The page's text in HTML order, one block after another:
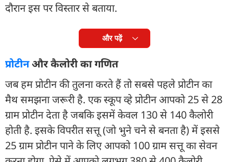
दौरान इस पर विस्तार से बताया.
और पढ़ें
प्रोटीनऔर कैलोरी का गणित
जब हम प्रोटीन की तुलना करते हैं तो सबसे पहले प्रोटीन का
मैथ समझना जरूरी है. एक स्कूप व्हे प्रोटीन आपको 25 से 28
ग्राम प्रोटीन देता है जबकि इसमें केवल 130 से 140 कैलोरी
होती है. इसके विपरीत सत्तू (जो भुने चने से बनता है) में इससे
25 ग्राम प्रोटीन पाने के लिए आपको 100 ग्राम सत्तू का सेवन